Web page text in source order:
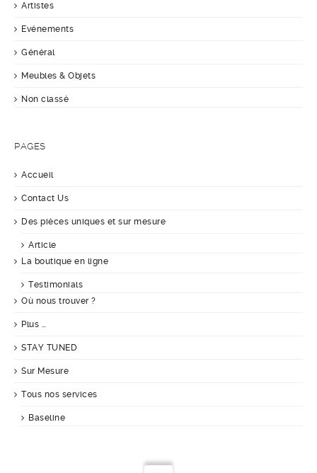
Artistes
Evénements
Général
Meubles & Objets
Non classé
PAGES
Accueil
Contact Us
Des pièces uniques et sur mesure
Article
La boutique en ligne
Testimonials
Où nous trouver ?
Plus …
STAY TUNED
Sur Mesure
Tous nos services
Baseline